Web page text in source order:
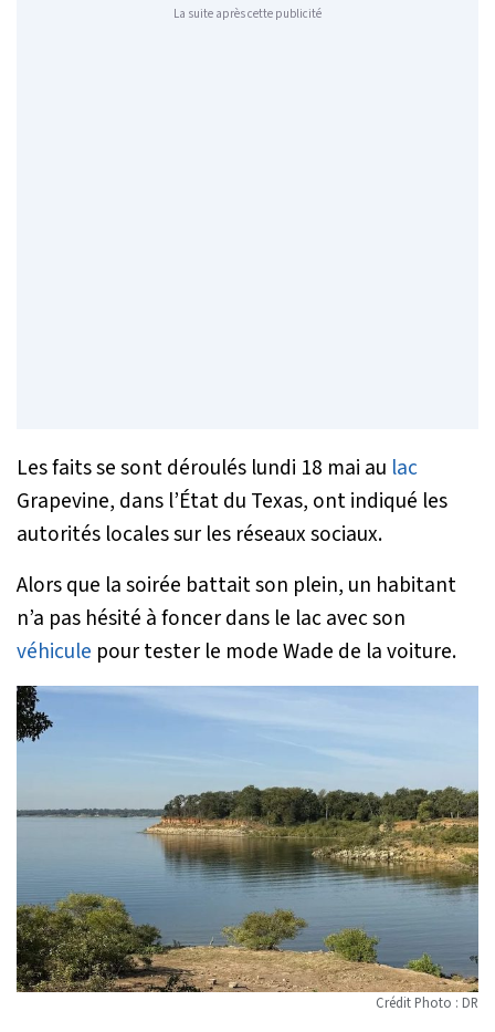
La suite après cette publicité
Les faits se sont déroulés lundi 18 mai au lac
Grapevine, dans l’État du Texas, ont indiqué les
autorités locales sur les réseaux sociaux.
Alors que la soirée battait son plein, un habitant
n’a pas hésité à foncer dans le lac avec son
véhicule pour tester le mode Wade de la voiture.
Crédit Photo : DR